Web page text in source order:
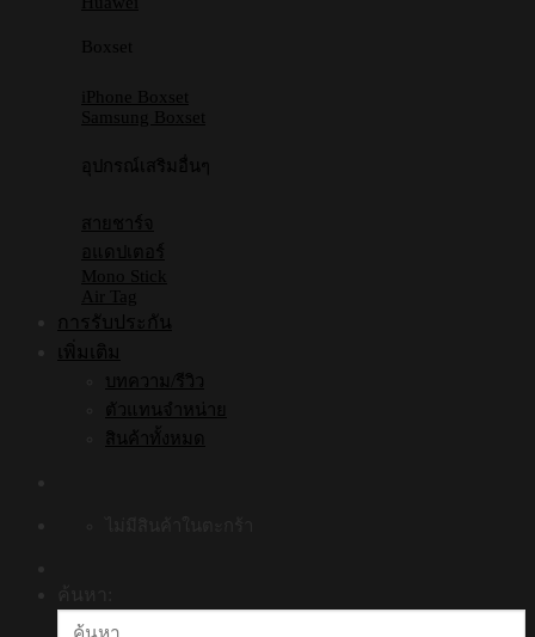
Boxset
iPhone Boxset
Samsung Boxset
อุปกรณ์เสริมอื่นๆ
สายชาร์จ
อแดปเตอร์
Mono Stick
Air Tag
การรับประกัน
เพิ่มเติม
บทความ/รีวิว
ตัวแทนจำหน่าย
สินค้าทั้งหมด